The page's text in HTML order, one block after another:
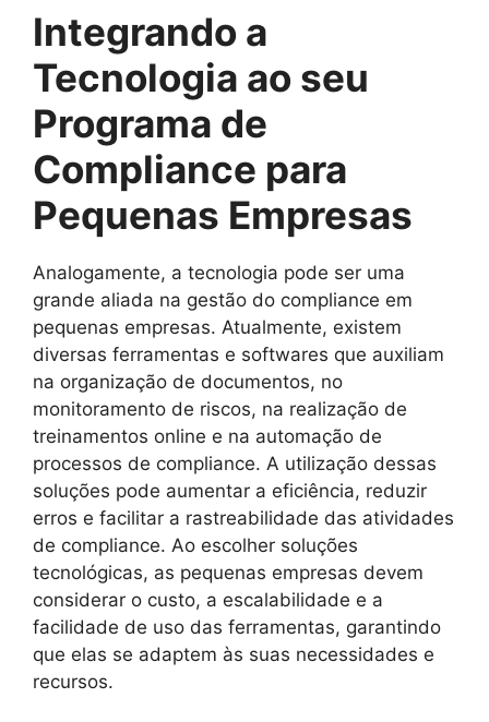
Integrando a
Tecnologia ao seu
Programa de
Compliance para
Pequenas Empresas
Analogamente, a tecnologia pode ser uma
grande aliada na gestão do compliance em
pequenas empresas. Atualmente, existem
diversas ferramentas e softwares que auxiliam
na organização de documentos, no
monitoramento de riscos, na realização de
treinamentos online e na automação de
processos de compliance. A utilização dessas
soluções pode aumentar a eficiência, reduzir
erros e facilitar a rastreabilidade das atividades
de compliance. Ao escolher soluções
tecnológicas, as pequenas empresas devem
considerar o custo, a escalabilidade e a
facilidade de uso das ferramentas, garantindo
que elas se adaptem às suas necessidades e
recursos.